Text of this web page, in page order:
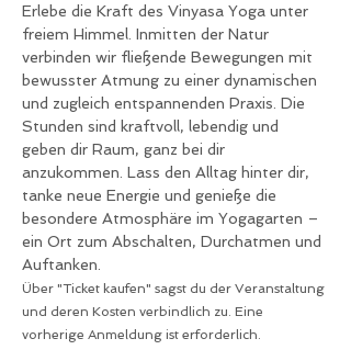
Erlebe die Kraft des Vinyasa Yoga unter
freiem Himmel. Inmitten der Natur
verbinden wir fließende Bewegungen mit
bewusster Atmung zu einer dynamischen
und zugleich entspannenden Praxis. Die
Stunden sind kraftvoll, lebendig und
geben dir Raum, ganz bei dir
anzukommen. Lass den Alltag hinter dir,
tanke neue Energie und genieße die
besondere Atmosphäre im Yogagarten –
ein Ort zum Abschalten, Durchatmen und
Auftanken.
Über "Ticket kaufen" sagst du der Veranstaltung
und deren Kosten verbindlich zu. Eine
vorherige Anmeldung ist erforderlich.